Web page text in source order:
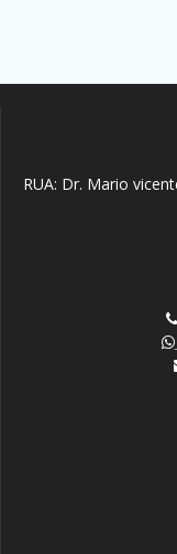
RUA: Dr. Mario